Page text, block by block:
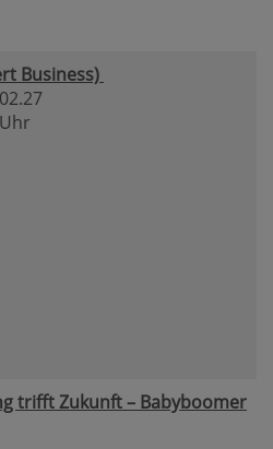
Business)
trifft Zukunft – Babyboomer